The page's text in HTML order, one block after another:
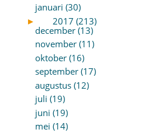
januari (30)
►
2017 (213)
december (13)
november (11)
oktober (16)
september (17)
augustus (12)
juli (19)
juni (19)
mei (14)